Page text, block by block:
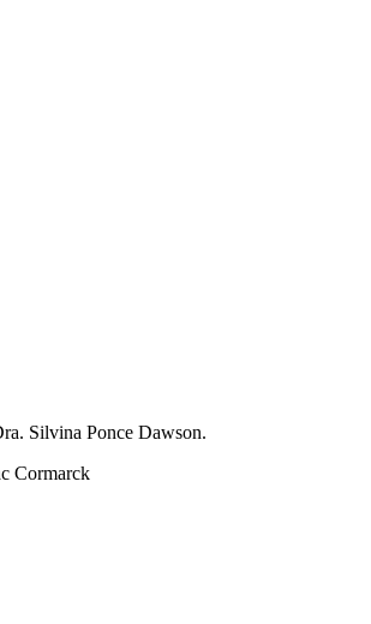
Silvina Ponce Dawson.
Cormarck